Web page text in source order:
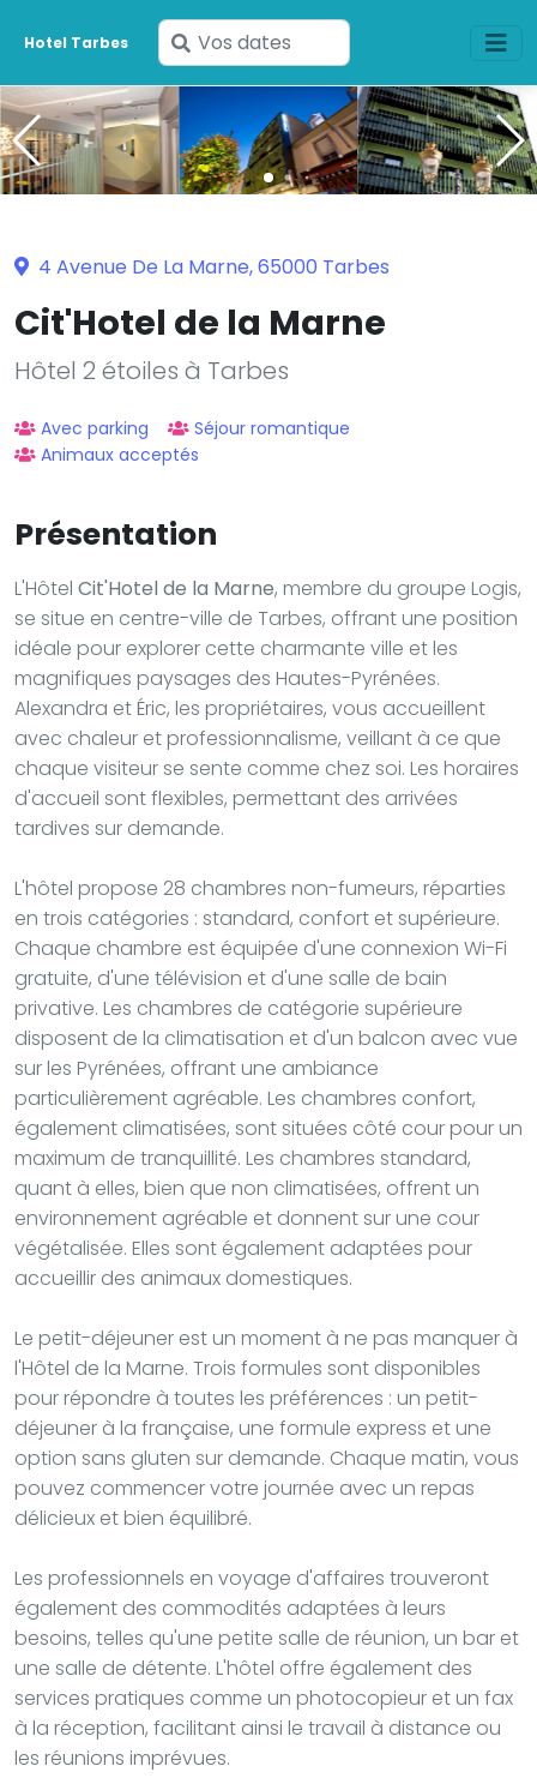
Hotel Tarbes
Saisissez
vos
dates
4 Avenue De La Marne, 65000 Tarbes
Cit'Hotel de la Marne
Hôtel 2 étoiles à Tarbes
Avec parking
Séjour romantique
Animaux acceptés
Présentation
L'Hôtel Cit'Hotel de la Marne, membre du groupe Logis,
se situe en centre-ville de Tarbes, offrant une position
idéale pour explorer cette charmante ville et les
magnifiques paysages des Hautes-Pyrénées.
Alexandra et Éric, les propriétaires, vous accueillent
avec chaleur et professionnalisme, veillant à ce que
chaque visiteur se sente comme chez soi. Les horaires
d'accueil sont flexibles, permettant des arrivées
tardives sur demande.
L'hôtel propose 28 chambres non-fumeurs, réparties
en trois catégories : standard, confort et supérieure.
Chaque chambre est équipée d'une connexion Wi-Fi
gratuite, d'une télévision et d'une salle de bain
privative. Les chambres de catégorie supérieure
disposent de la climatisation et d'un balcon avec vue
sur les Pyrénées, offrant une ambiance
particulièrement agréable. Les chambres confort,
également climatisées, sont situées côté cour pour un
maximum de tranquillité. Les chambres standard,
quant à elles, bien que non climatisées, offrent un
environnement agréable et donnent sur une cour
végétalisée. Elles sont également adaptées pour
accueillir des animaux domestiques.
Le petit-déjeuner est un moment à ne pas manquer à
l'Hôtel de la Marne. Trois formules sont disponibles
pour répondre à toutes les préférences : un petit-
déjeuner à la française, une formule express et une
option sans gluten sur demande. Chaque matin, vous
pouvez commencer votre journée avec un repas
délicieux et bien équilibré.
Les professionnels en voyage d'affaires trouveront
également des commodités adaptées à leurs
besoins, telles qu'une petite salle de réunion, un bar et
une salle de détente. L'hôtel offre également des
services pratiques comme un photocopieur et un fax
à la réception, facilitant ainsi le travail à distance ou
les réunions imprévues.